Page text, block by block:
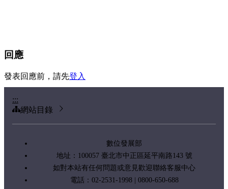
回應
發表回應前，請先登入
:::
網站目錄
數位發展部
地址：100057 臺北市中正區延平南路143 號
如對本站有任何問題或意見歡迎聯絡客服中心
電話：02-2531-1998 | 0800-650-688